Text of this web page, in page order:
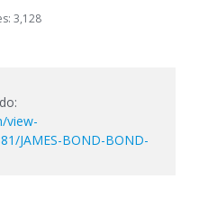
3,128
view-
JAMES-BOND-BOND-